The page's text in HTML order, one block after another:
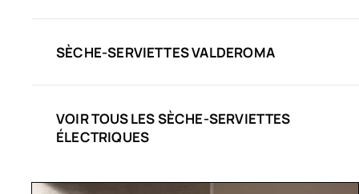
SÈCHE-SERVIETTES VALDEROMA
VOIR TOUS LES SÈCHE-SERVIETTES
ÉLECTRIQUES